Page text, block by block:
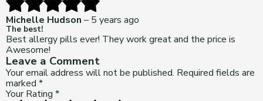
Michelle Hudson – 5 years ago
The best!
Best allergy pills ever! They work great and the price is
Awesome!
Leave a Comment
Your email address will not be published. Required fields are
marked *
Your Rating *